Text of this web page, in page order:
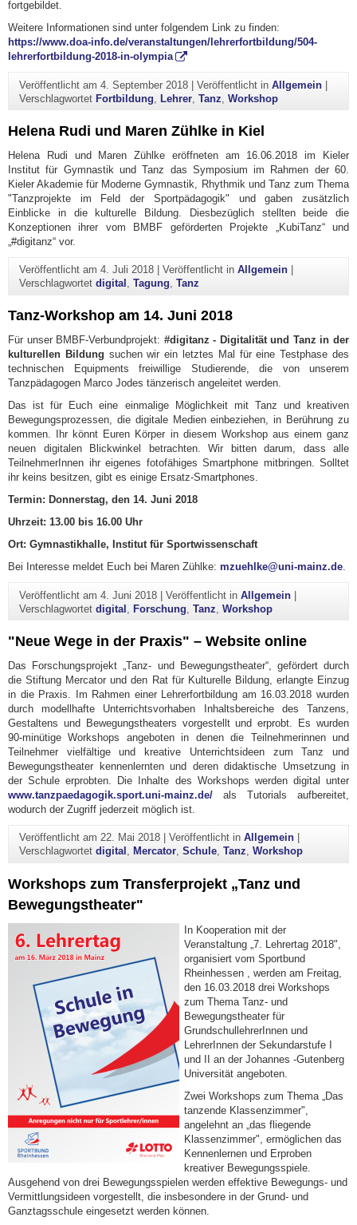
fortgebildet.
Weitere Informationen sind unter folgendem Link zu finden:
https://www.doa-info.de/veranstaltungen/lehrerfortbildung/504-
lehrerfortbildung-2018-in-olympia
Veröffentlicht am 4. September 2018| Veröffentlicht in Allgemein|
Verschlagwortet Fortbildung Lehrer, Tanz Workshop
Helena Rudi und Maren Zühlke in Kiel
Helena Rudi und Maren Zühlke eröffneten am 16.06.2018 im Kieler
Institut für Gymnastik und Tanz das Symposium im Rahmen der 60.
Kieler Akademie für Moderne Gymnastik, Rhythmik und Tanz zum Thema
"Tanzprojekte im Feld der Sportpädagogik" und gaben zusätzlich
Einblicke in die kulturelle Bildung. Diesbezüglich stellten beide die
Konzeptionen ihrer vom BMBF geförderten Projekte „KubiTanz“ und
„#digitanz“ vor.
Veröffentlicht am 4. Juli 2018| Veröffentlicht in Allgemein|
Verschlagwortet digital , Tagung, Tanz
Tanz-Workshop am 14. Juni 2018
Für unser BMBF-Verbundprojekt: #digitanz - Digitalität und Tanz in der
kulturellen Bildung suchen wir ein letztes Mal für eine Testphase des
technischen Equipments freiwillige Studierende, die von unserem
Tanzpädagogen Marco Jodes tänzerisch angeleitet werden.
Das ist für Euch eine einmalige Möglichkeit mit Tanz und kreativen
Bewegungsprozessen, die digitale Medien einbeziehen, in Berührung zu
kommen. Ihr könnt Euren Körper in diesem Workshop aus einem ganz
neuen digitalen Blickwinkel betrachten. Wir bitten darum, dass alle
TeilnehmerInnen ihr eigenes fotofähiges Smartphone mitbringen. Solltet
ihr keins besitzen, gibt es einige Ersatz-Smartphones.
Termin: Donnerstag, den 14. Juni 2018
Uhrzeit: 13.00 bis 16.00 Uhr
Ort: Gymnastikhalle, Institut für Sportwissenschaft
Bei Interesse meldet Euch bei Maren Zühlke: mzuehlke@uni-mainz.de.
Veröffentlicht am 4. Juni 2018| Veröffentlicht in Allgemein|
Verschlagwortet digital Forschung Tanz Workshop
"Neue Wege in der Praxis" – Website online
Das Forschungsprojekt „Tanz- und Bewegungstheater“, gefördert durch
die Stiftung Mercator und den Rat für Kulturelle Bildung, erlangte Einzug
in die Praxis. Im Rahmen einer Lehrerfortbildung am 16.03.2018 wurden
durch modellhafte Unterrichtsvorhaben Inhaltsbereiche des Tanzens,
Gestaltens und Bewegungstheaters vorgestellt und erprobt. Es wurden
90-minütige Workshops angeboten in denen die Teilnehmerinnen und
Teilnehmer vielfältige und kreative Unterrichtsideen zum Tanz und
Bewegungstheater kennenlernten und deren didaktische Umsetzung in
der Schule erprobten. Die Inhalte des Workshops werden digital unter
www.tanzpaedagogik.sport.uni-mainz.de/ als Tutorials aufbereitet,
wodurch der Zugriff jederzeit möglich ist.
Veröffentlicht am 22. Mai 2018| Veröffentlicht in Allgemein|
Verschlagwortet digital , Mercator, Schule, Tanz, Workshop
Workshops zum Transferprojekt „Tanz und
Bewegungstheater"
In Kooperation mit der
Veranstaltung „7. Lehrertag 2018",
organisiert vom Sportbund
Rheinhessen , werden am Freitag,
den 16.03.2018 drei Workshops
zum Thema Tanz- und
Bewegungstheater für
GrundschullehrerInnen und
LehrerInnen der Sekundarstufe I
und II an der Johannes -Gutenberg
Universität angeboten.
Zwei Workshops zum Thema „Das
tanzende Klassenzimmer",
angelehnt an „das fliegende
Klassenzimmer", ermöglichen das
Kennenlernen und Erproben
kreativer Bewegungsspiele.
Ausgehend von drei Bewegungsspielen werden effektive Bewegungs- und
Vermittlungsideen vorgestellt, die insbesondere in der Grund- und
Ganztagsschule eingesetzt werden können.